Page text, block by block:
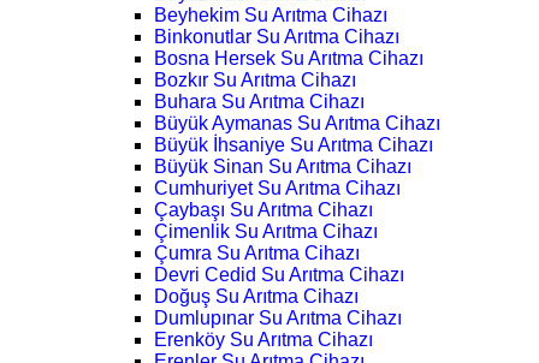
Beyhekim Su Arıtma Cihazı
Binkonutlar Su Arıtma Cihazı
Bosna Hersek Su Arıtma Cihazı
Bozkır Su Arıtma Cihazı
Buhara Su Arıtma Cihazı
Büyük Aymanas Su Arıtma Cihazı
Büyük İhsaniye Su Arıtma Cihazı
Büyük Sinan Su Arıtma Cihazı
Cumhuriyet Su Arıtma Cihazı
Çaybaşı Su Arıtma Cihazı
Çimenlik Su Arıtma Cihazı
Çumra Su Arıtma Cihazı
Devri Cedid Su Arıtma Cihazı
Doğuş Su Arıtma Cihazı
Dumlupınar Su Arıtma Cihazı
Erenköy Su Arıtma Cihazı